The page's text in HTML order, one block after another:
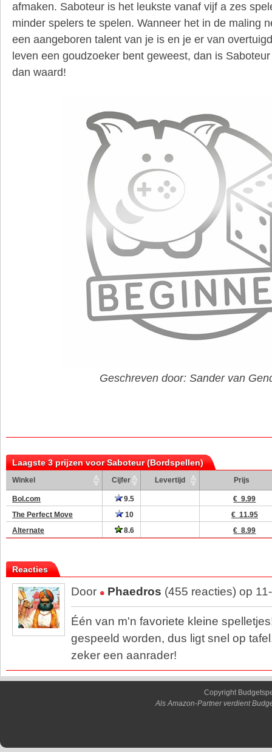
afmaken. Saboteur is het leukste vanaf vijf a zes
minder spelers te spelen. Wanneer het in de maling
een aangeboren talent van je is en je er van
leven een goudzoeker bent geweest, dan is
dan waard!
Geschreven door: Sander van
Laagste 3 prijzen voor Saboteur (Bordspellen)
Winkel Cijfer Levertijd Prijs
Bol.com 9.5
€ 9.99
The Perfect Move
10
€ 11.95
Alternate
8.6 € 8.99
Reacties
Door Phaedros (455 reacties) op
Één van m'n favoriete kleine
gespeeld worden, dus ligt snel op
zeker een aanrader!
Copyright
Als Amazon-Partner verdient